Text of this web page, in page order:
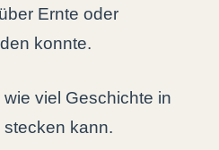
Ernte oder
konnte.
viel Geschichte in
kann.